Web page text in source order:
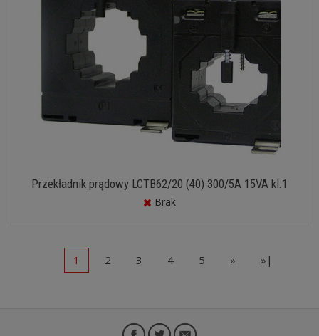
Przekładnik prądowy LCTB62/20 (40) 300/5A 15VA kl.1
Brak
1 2 3 4 5 » »|